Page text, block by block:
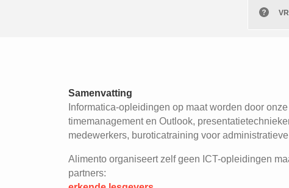
Samenvatting
Informatica-opleidingen op maat worden door
timemanagement en Outlook,
medewerkers, buroticatraining voor
Alimento organiseert zelf geen ICT-opleidingen
partners: